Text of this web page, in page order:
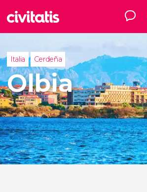
Italia Cerdeña
Olbia